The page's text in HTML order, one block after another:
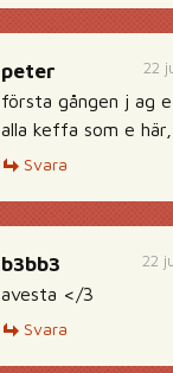
22
peter
första gången j ag
alla keffa som e
Svara
22
b3bb3
avesta </3
Svara